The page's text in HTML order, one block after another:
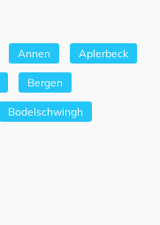
Annen Aplerbeck
Bergen
Bodelschwingh